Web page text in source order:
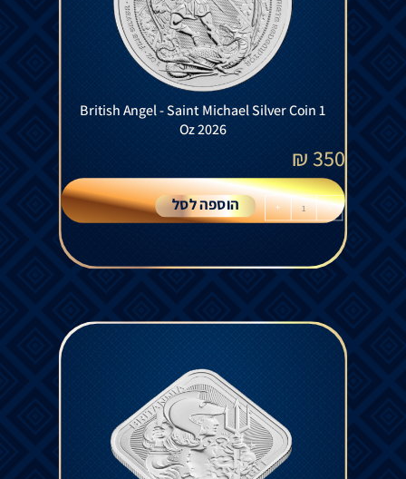
British Angel - Saint Michael Silver Coin 1
Oz 2026
350
₪
-
+ הוספה לסל